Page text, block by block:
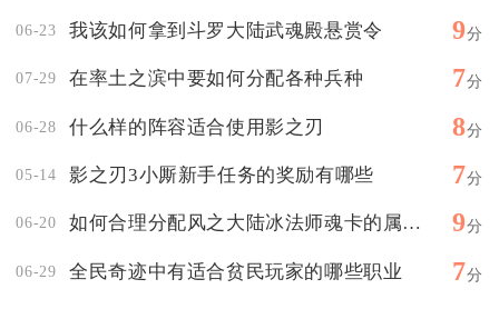
06-23 我该如何拿到斗罗大陆武魂殿悬赏令 9分
07-29 在率土之滨中要如何分配各种兵种 7分
06-28 什么样的阵容适合使用影之刃 8分
05-14 影之刃3小厮新手任务的奖励有哪些 7分
06-20 如何合理分配风之大陆冰法师魂卡的属性点 9分
06-29 全民奇迹中有适合贫民玩家的哪些职业 7分